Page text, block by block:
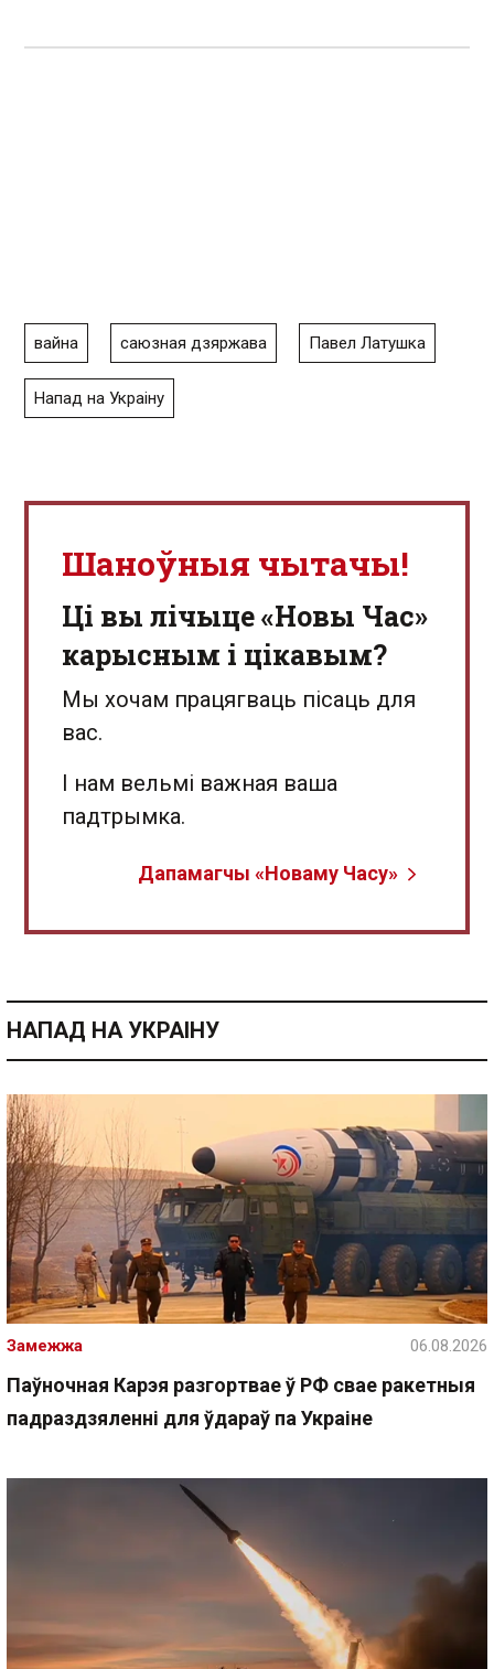
вайна саюзная дзяржава Павел Латушка
Напад на Украіну
Шаноўныя чытачы!
Ці вы лічыце «Новы Час»
карысным і цікавым?
Мы хочам працягваць пісаць для
вас.
І нам вельмі важная ваша
падтрымка.
Дапамагчы «Новаму Часу»
НАПАД НА УКРАІНУ
Паўночная Карэя разгортвае ў РФ свае ракетныя
падраздзяленні для ўдараў па Украіне
Замежжа 06.08.2026